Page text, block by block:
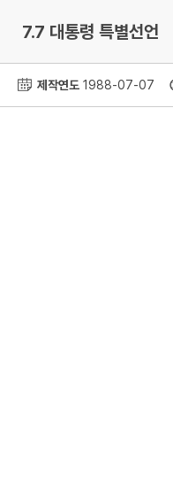
7.7 대통령 특별선언
제작연도 1988-07-07